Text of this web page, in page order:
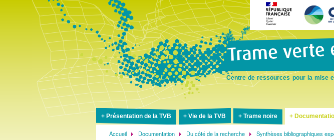
Centre de ressources pour la mise
Présentation de la TVB Vie de la TVB Trame noire
Accueil Documentation Du côté de la recherche Synthèses bibliographiques